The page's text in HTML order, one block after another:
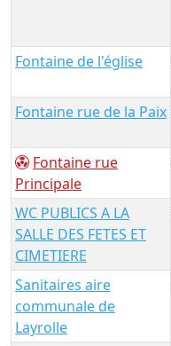
Fontaine de l'église
Fontaine rue de la Paix
Fontaine rue
Principale
WC PUBLICS A LA
SALLE DES FETES ET
CIMETIERE
Sanitaires aire
communale de
Layrolle